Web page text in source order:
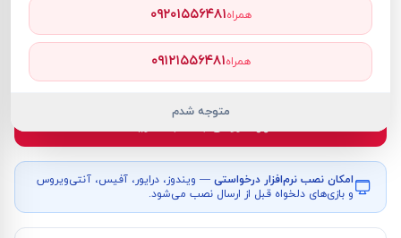
لپ تاپ Legion RT60289
امکان نصب نرم‌افزار درخواستی — ویندوز، درایور، آفیس، آنتی‌ویروس
و بازی‌های دلخواه قبل از ارسال نصب می‌شود.
همراه۰۹۲۰۱۵۵۶۴۸۱
همراه۰۹۱۲۱۵۵۶۴۸۱
متوجه شدم